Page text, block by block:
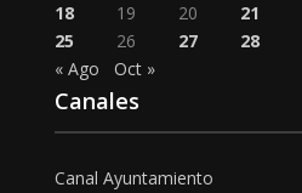
18
19 20 21
25
26 27 28
« Ago
Oct »
Canales
Canal Ayuntamiento